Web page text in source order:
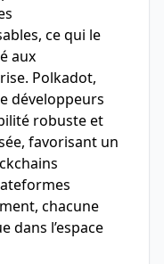
ce qui le
aux
Polkadot,
développeurs
robuste et
favorisant un
chacune
dans l’espace